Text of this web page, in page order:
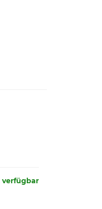
verfügbar